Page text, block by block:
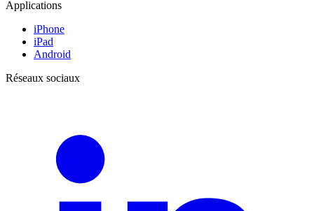
Applications
iPhone
iPad
Android
Réseaux sociaux